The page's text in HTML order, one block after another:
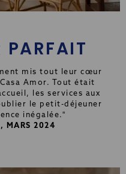
PARFAIT
mis tout leur cœur
Amor. Tout était
les services aux
le petit-déjeuner
inégalée."
MARS 2024